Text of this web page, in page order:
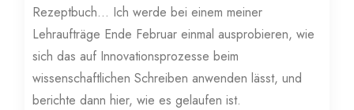
Rezeptbuch… Ich werde bei einem meiner
Lehraufträge Ende Februar einmal ausprobieren, wie
sich das auf Innovationsprozesse beim
wissenschaftlichen Schreiben anwenden lässt, und
berichte dann hier, wie es gelaufen ist.